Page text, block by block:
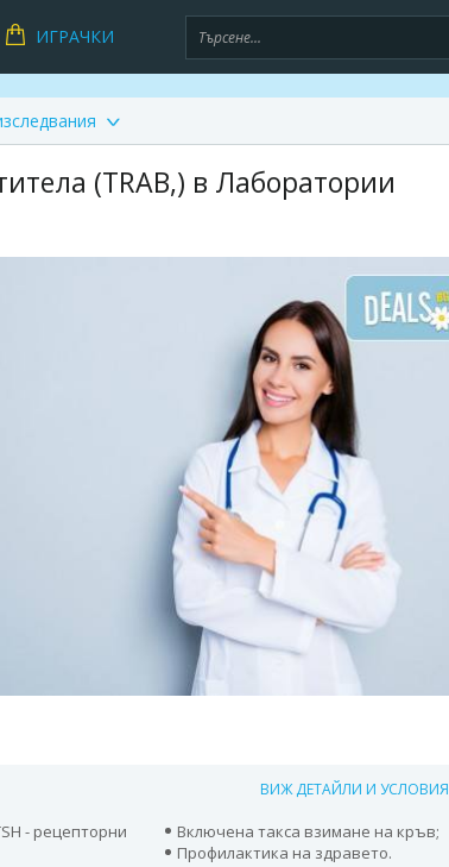
ИГРАЧКИ
(TRAB,) в Лаборатории
ВИЖ ДЕТАЙЛИ И УСЛОВИЯ
- рецепторни
Включена такса взимане на кръв;
Профилактика на здравето.